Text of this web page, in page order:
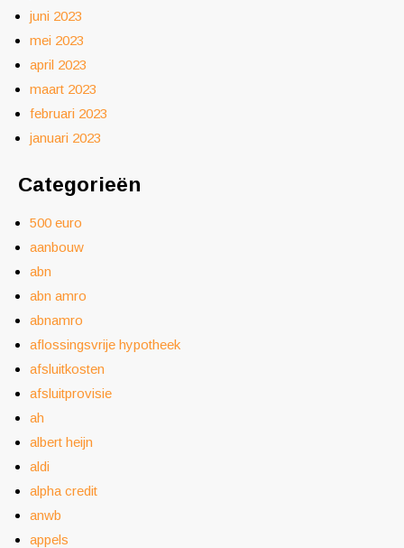
juni 2023
mei 2023
april 2023
maart 2023
februari 2023
januari 2023
Categorieën
500 euro
aanbouw
abn
abn amro
abnamro
aflossingsvrije hypotheek
afsluitkosten
afsluitprovisie
ah
albert heijn
aldi
alpha credit
anwb
appels